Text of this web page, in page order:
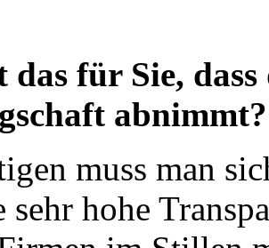
das für Sie,
abnimmt?
muss man
sehr hohe